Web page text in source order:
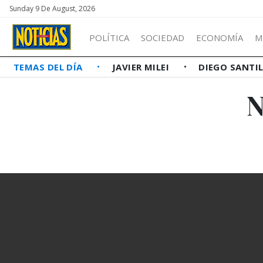
Sunday 9 De August, 2026
POLÍTICA SOCIEDAD ECONOMÍA
TEMAS DEL DÍA JAVIER MILEI DIEGO